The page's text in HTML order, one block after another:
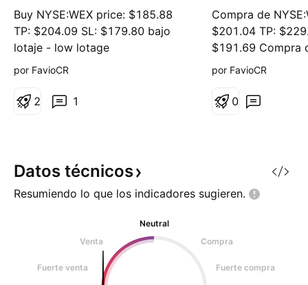
Buy NYSE:WEX price: $185.88
TP: $204.09 SL: $179.80 bajo
lotaje - low lotage
o
por FavioCR
1
2
Compra de
$201.04 TP:
$191.69 Compra
aumentaremos si
o
por FavioCR
0
Datos técnicos
Resumiendo lo que los indicadores sugieren.
Neutral
Venta
Compra
Fuerte venta Fuerte compra